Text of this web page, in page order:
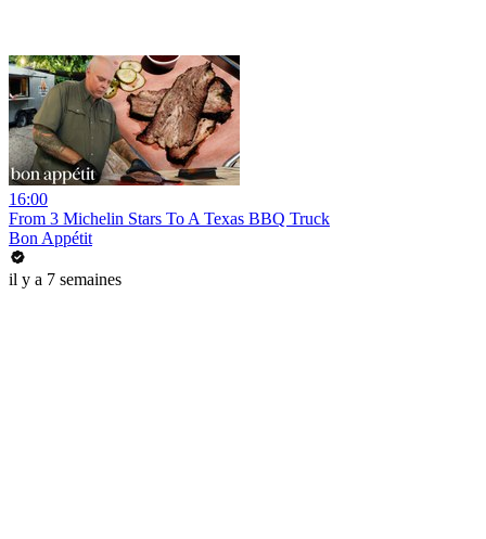
16:00
From 3 Michelin Stars To A Texas BBQ Truck
Bon Appétit
il y a 7 semaines